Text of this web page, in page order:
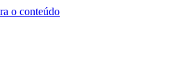
o conteúdo